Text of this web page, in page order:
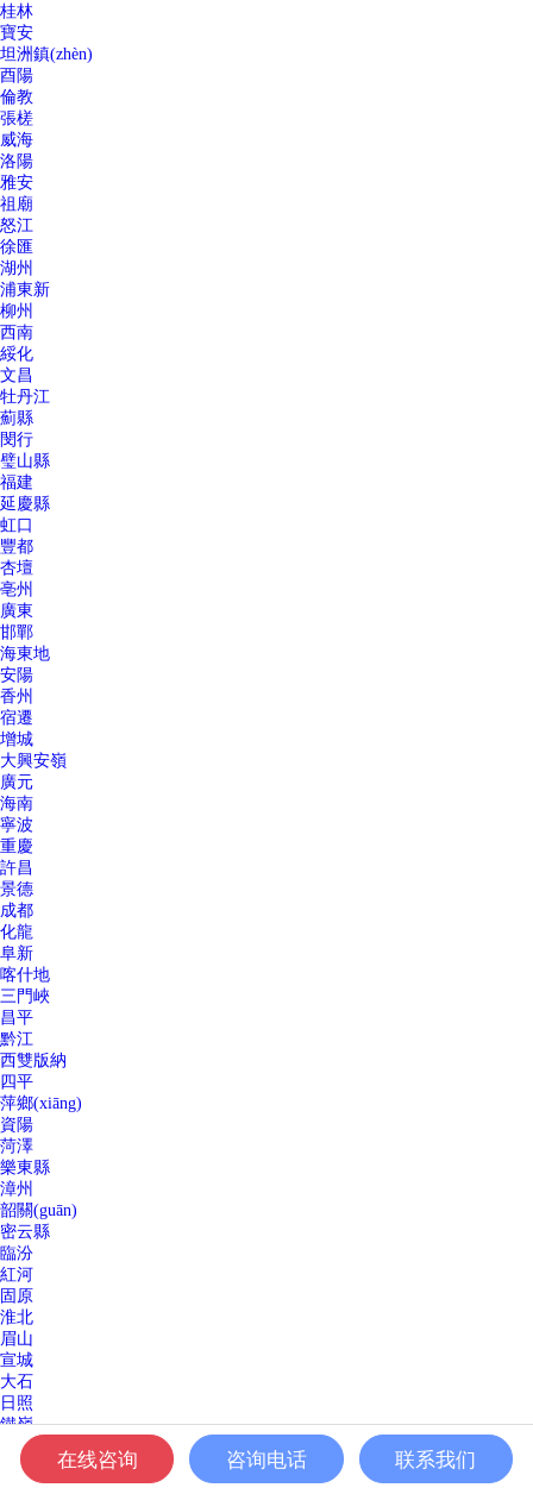
桂林
寶安
坦洲鎮(zhèn)
酉陽
倫教
張槎
威海
洛陽
雅安
祖廟
怒江
徐匯
湖州
浦東新
柳州
西南
綏化
文昌
牡丹江
薊縣
閔行
璧山縣
福建
延慶縣
虹口
豐都
杏壇
亳州
廣東
邯鄲
海東地
安陽
香州
宿遷
增城
大興安嶺
廣元
海南
寧波
重慶
許昌
景德
成都
化龍
阜新
喀什地
三門峽
昌平
黔江
西雙版納
四平
萍鄉(xiāng)
資陽
菏澤
樂東縣
漳州
韶關(guān)
密云縣
臨汾
紅河
固原
淮北
眉山
宣城
大石
日照
鐵嶺
南頭
東莞
在线咨询 咨询电话 联系我们